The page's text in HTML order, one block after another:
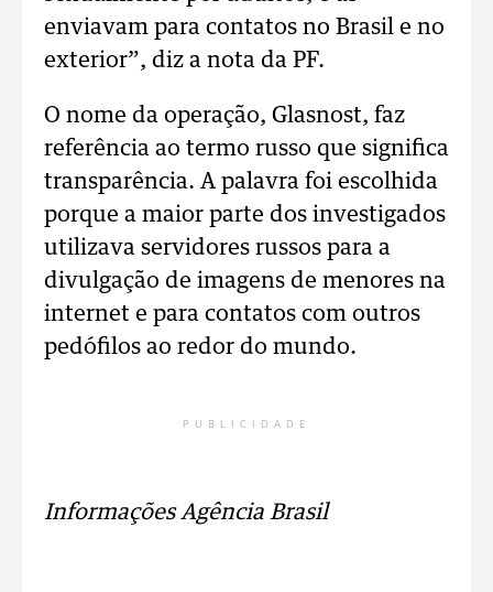
enviavam para contatos no Brasil e no
exterior”, diz a nota da PF.
O nome da operação, Glasnost, faz
referência ao termo russo que significa
transparência. A palavra foi escolhida
porque a maior parte dos investigados
utilizava servidores russos para a
divulgação de imagens de menores na
internet e para contatos com outros
pedófilos ao redor do mundo.
PUBLICIDADE
Informações Agência Brasil